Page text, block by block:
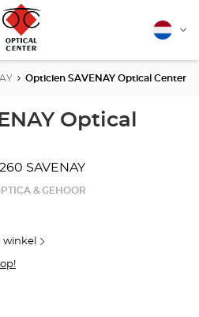
Opticien SAVENAY Optical Center
Optical
SAVENAY
& GEHOOR
winkel